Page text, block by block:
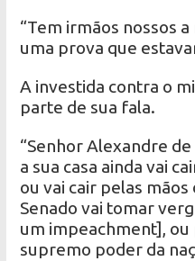
“Tem irmãos nossos
uma prova que
A investida contra o
parte de sua fala.
“Senhor Alexandre
a sua casa ainda vai
ou vai cair pelas
Senado vai tomar
um impeachment],
supremo poder da